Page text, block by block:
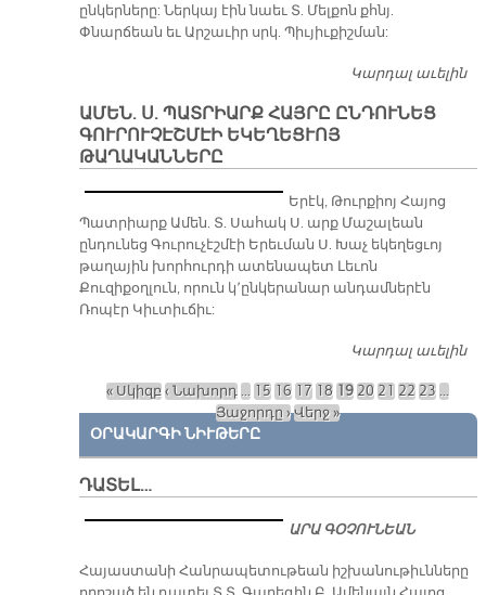
ընկերները: Ներկայ էին նաեւ Տ. Մելքոն քհնյ.
Փնարճեան եւ Արշաւիր սրկ. Պիւյիւքիշման:
Կարդալ աւելին
ԱՄԵՆ. Ս. ՊԱՏՐԻԱՐՔ ՀԱՅՐԸ ԸՆԴՈՒՆԵՑ
ԳՈՒՐՈՒՉԷՇՄԷԻ ԵԿԵՂԵՑՒՈՅ
ԹԱՂԱԿԱՆՆԵՐԸ
Երէկ, Թուրքիոյ Հայոց
Պատրիարք Ամեն. Տ. Սահակ Ս. արք Մաշալեան
ընդունեց Գուրուչէշմէի Երեւման Ս. Խաչ եկեղեցւոյ
թաղային խորհուրդի ատենապետ Լեւոն
Քուզիքօղլուն, որուն կ՚ընկերանար անդամներէն
Ռոպէր Կիւտիւճիւ:
Կարդալ աւելին
Էջեր
« Սկիզբ ‹ Նախորդ … 15 16 17 18 19 20 21 22 23 …
Յաջորդը ›Վերջ »
ՕՐԱԿԱՐԳԻ ՆԻՒԹԵՐԸ
ԴԱՏԵԼ…
ԱՐԱ ԳՕՉՈՒՆԵԱՆ
​Հայաստանի Հանրապետութեան իշխանութիւնները